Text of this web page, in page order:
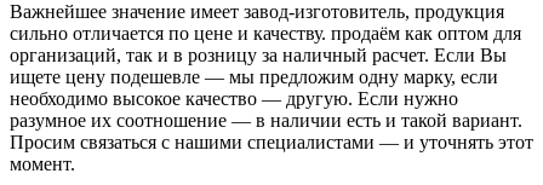
Важнейшее значение имеет завод-изготовитель, продукция
сильно отличается по цене и качеству. продаём как оптом для
организаций, так и в розницу за наличный расчет. Если Вы
ищете цену подешевле — мы предложим одну марку, если
необходимо высокое качество — другую. Если нужно
разумное их соотношение — в наличии есть и такой вариант.
Просим связаться с нашими специалистами — и уточнять этот
момент.